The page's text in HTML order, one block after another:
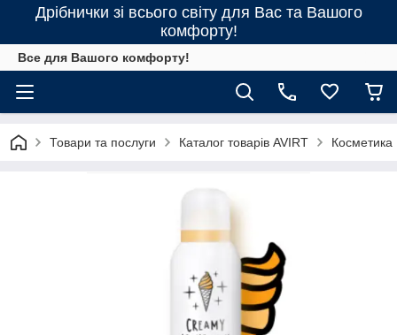
Дрібнички зі всього світу для Вас та Вашого
комфорту!
Все для Вашого комфорту!
Товари та послуги Каталог товарів AVIRT